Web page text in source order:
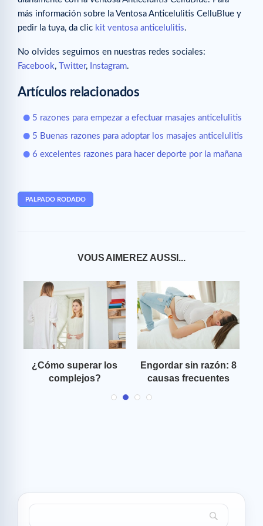
más información sobre la Ventosa Anticelulitis CelluBlue y
pedir la tuya, da clic kit ventosa anticelulitis.
No olvides seguirnos en nuestras redes sociales:
Facebook, Twitter, Instagram.
Artículos relacionados
5 razones para empezar a efectuar masajes anticelulitis
5 Buenas razones para adoptar los masajes anticelulitis
6 excelentes razones para hacer deporte por la mañana
PALPADO RODADO
VOUS AIMEREZ AUSSI...
¿Cómo superar los
complejos?
Engordar sin razón: 8
causas frecuentes